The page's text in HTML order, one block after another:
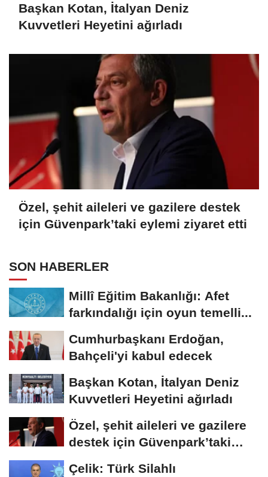
Başkan Kotan, İtalyan Deniz
Kuvvetleri Heyetini ağırladı
Özel, şehit aileleri ve gazilere destek
için Güvenpark’taki eylemi ziyaret etti
SON HABERLER
Millî Eğitim Bakanlığı: Afet
farkındalığı için oyun temelli...
Cumhurbaşkanı Erdoğan,
Bahçeli'yi kabul edecek
Başkan Kotan, İtalyan Deniz
Kuvvetleri Heyetini ağırladı
Özel, şehit aileleri ve gazilere
destek için Güvenpark’taki
Çelik: Türk Silahlı